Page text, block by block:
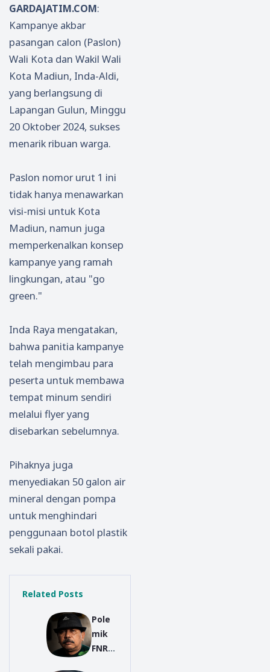
GARDAJATIM.COM:
Kampanye akbar
pasangan calon (Paslon)
Wali Kota dan Wakil Wali
Kota Madiun, Inda-Aldi,
yang berlangsung di
Lapangan Gulun, Minggu
20 Oktober 2024, sukses
menarik ribuan warga.
Paslon nomor urut 1 ini
tidak hanya menawarkan
visi-misi untuk Kota
Madiun, namun juga
memperkenalkan konsep
kampanye yang ramah
lingkungan, atau "go
green."
Inda Raya mengatakan,
bahwa panitia kampanye
telah mengimbau para
peserta untuk membawa
tempat minum sendiri
melalui flyer yang
disebarkan sebelumnya.
Pihaknya juga
menyediakan 50 galon air
mineral dengan pompa
untuk menghindari
penggunaan botol plastik
sekali pakai.
Related Posts
Pole
mik
FNRP